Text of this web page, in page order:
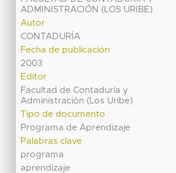
ADMINISTRACIÓN (LOS URIBE)
Autor
CONTADURÍA
Fecha de publicación
2003
Editor
Facultad de Contaduría y
Administración (Los Uribe)
Tipo de documento
Programa de Aprendizaje
Palabras clave
programa
aprendizaje